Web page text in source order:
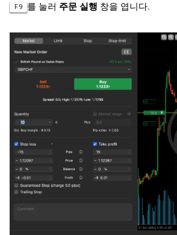
F9 를 눌러 주문 실행 창을 엽니다.